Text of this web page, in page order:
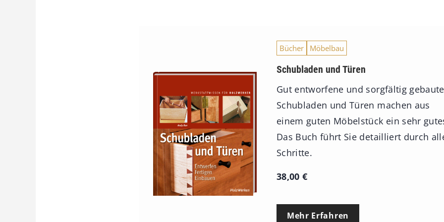
Bücher Möbelbau
Schubladen und Türen
Gut entworfene und sorgfältig gebaute
Schubladen und Türen machen aus
einem guten Möbelstück ein sehr
Das Buch führt Sie detailliert durch
Schritte.
38,00 €
Mehr Erfahren